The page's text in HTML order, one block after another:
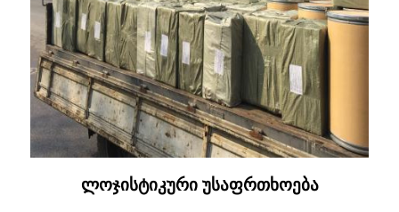
ლოჯისტიკური უსაფრთხოება